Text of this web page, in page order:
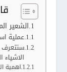
الشعير
عملية
اهمية